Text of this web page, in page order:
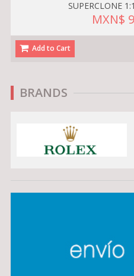
SUPERCLONE
MXN$
Add to Cart
BRANDS